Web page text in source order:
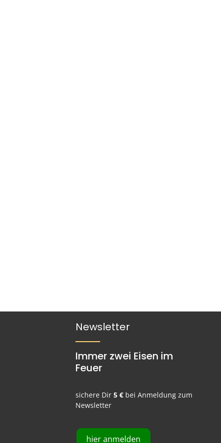
Newsletter
Immer zwei Eisen im
Feuer
sichere Dir5 € bei Anmeldung zum
Newsletter
hier anmelden